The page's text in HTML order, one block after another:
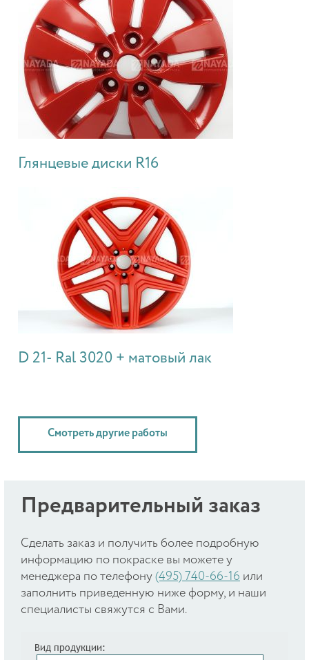
Глянцевые диски R16
D 21- Ral 3020 + матовый лак
Смотреть другие работы
Предварительный заказ
Cделать заказ и получить более подробную
информацию по покраске вы можете у
менеджера по телефону (495) 740-66-16 или
заполнить приведенную ниже форму, и наши
специалисты свяжутся с Вами.
Вид продукции: